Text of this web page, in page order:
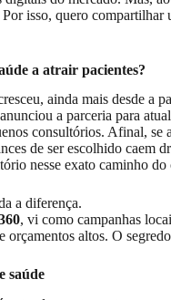
isso, quero
a atrair pacientes?
ainda mais desde a
a parceria para
consultórios. Afinal,
de ser escolhido caem
nesse exato caminho do
a diferença.
, vi como campanhas
orçamentos altos. O
saúde